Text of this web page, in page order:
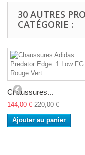
30 AUTRES
CATÉGORIE :
Chaussures...
144,00 € 220,00 €
Ajouter au panier